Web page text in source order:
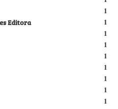
1
1
Editora
1
1
1
1
1
1
1